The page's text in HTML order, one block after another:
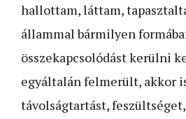
hallottam, láttam,
állammal bármilyen
összekapcsolódást kerülni
egyáltalán felmerült, akkor
távolságtartást,